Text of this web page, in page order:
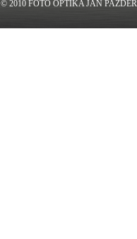
© 2010 FOTO OPTIKA JAN